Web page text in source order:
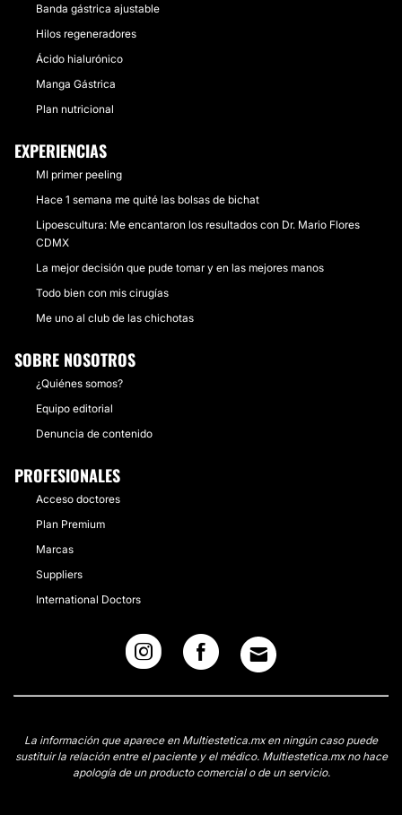
Banda gástrica ajustable
Hilos regeneradores
Ácido hialurónico
Manga Gástrica
Plan nutricional
EXPERIENCIAS
MI primer peeling
Hace 1 semana me quité las bolsas de bichat
Lipoescultura: Me encantaron los resultados con Dr. Mario Flores
CDMX
La mejor decisión que pude tomar y en las mejores manos
Todo bien con mis cirugías
Me uno al club de las chichotas
SOBRE NOSOTROS
¿Quiénes somos?
Equipo editorial
Denuncia de contenido
PROFESIONALES
Acceso doctores
Plan Premium
Marcas
Suppliers
International Doctors
La información que aparece en Multiestetica.mx en ningún caso puede
sustituir la relación entre el paciente y el médico. Multiestetica.mx no hace
apología de un producto comercial o de un servicio.